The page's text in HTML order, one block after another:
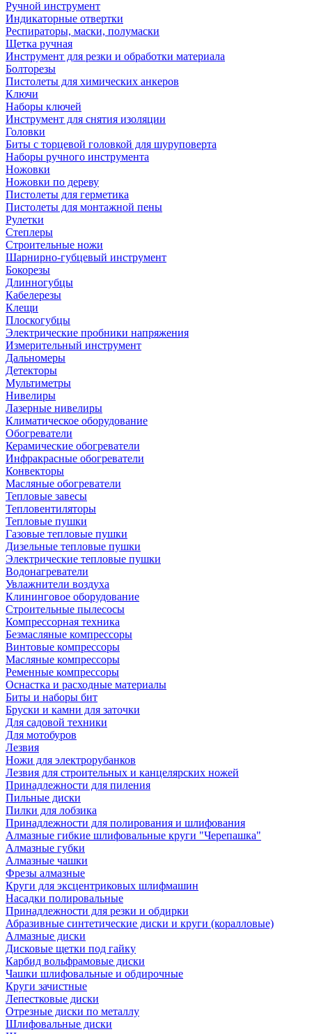
Ручной инструмент
Индикаторные отвертки
Респираторы, маски, полумаски
Щетка ручная
Инструмент для резки и обработки материала
Болторезы
Пистолеты для химических анкеров
Ключи
Наборы ключей
Инструмент для снятия изоляции
Головки
Биты с торцевой головкой для шуруповерта
Наборы ручного инструмента
Ножовки
Ножовки по дереву
Пистолеты для герметика
Пистолеты для монтажной пены
Рулетки
Степлеры
Строительные ножи
Шарнирно-губцевый инструмент
Бокорезы
Длинногубцы
Кабелерезы
Клещи
Плоскогубцы
Электрические пробники напряжения
Измерительный инструмент
Дальномеры
Детекторы
Мультиметры
Нивелиры
Лазерные нивелиры
Климатическое оборудование
Обогреватели
Керамические обогреватели
Инфракрасные обогреватели
Конвекторы
Масляные обогреватели
Тепловые завесы
Тепловентиляторы
Тепловые пушки
Газовые тепловые пушки
Дизельные тепловые пушки
Электрические тепловые пушки
Водонагреватели
Увлажнители воздуха
Клининговое оборудование
Строительные пылесосы
Компрессорная техника
Безмасляные компрессоры
Винтовые компрессоры
Масляные компрессоры
Ременные компрессоры
Оснастка и расходные материалы
Биты и наборы бит
Бруски и камни для заточки
Для садовой техники
Для мотобуров
Лезвия
Ножи для электрорубанков
Лезвия для строительных и канцелярских ножей
Принадлежности для пиления
Пильные диски
Пилки для лобзика
Принадлежности для полирования и шлифования
Алмазные гибкие шлифовальные круги "Черепашка"
Алмазные губки
Алмазные чашки
Фрезы алмазные
Круги для эксцентриковых шлифмашин
Насадки полировальные
Принадлежности для резки и обдирки
Абразивные синтетические диски и круги (коралловые)
Алмазные диски
Дисковые щетки под гайку
Карбид вольфрамовые диски
Чашки шлифовальные и обдирочные
Круги зачистные
Лепестковые диски
Отрезные диски по металлу
Шлифовальные диски